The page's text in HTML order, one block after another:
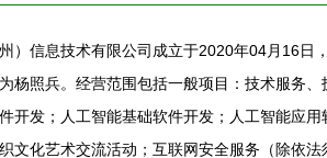
）信息技术有限公司成立于2020年04月16日
杨照兵。经营范围包括一般项目：技术服务
开发；人工智能基础软件开发；人工智能应
文化艺术交流活动；互联网安全服务（除依